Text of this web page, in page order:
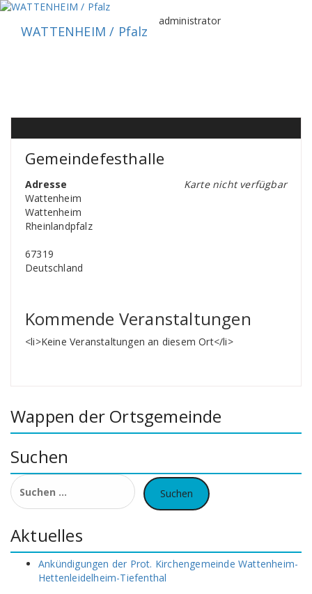
Zum
springenWATTENHEIM / Pfalz
administrator
Gemeindefesthalle
Karte nicht verfügbar
Adresse
Wattenheim
Wattenheim
Rheinlandpfalz
67319
Deutschland
Kommende Veranstaltungen
<li>Keine Veranstaltungen an diesem Ort</li>
Wappen der Ortsgemeinde
Suchen
Suchen
nach:
Aktuelles
Ankündigungen der Prot. Kirchengemeinde Wattenheim-
Hettenleidelheim-Tiefenthal